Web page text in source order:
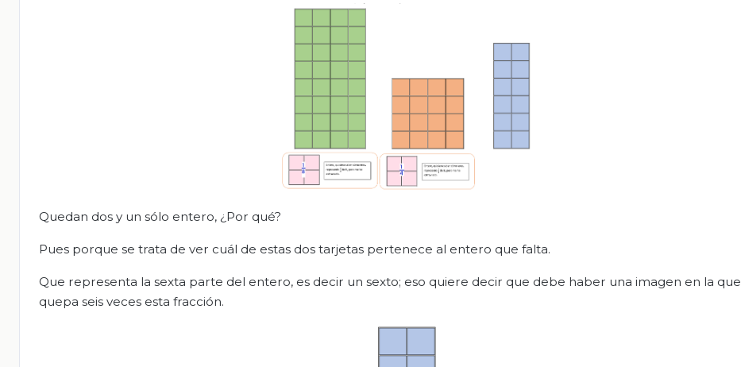
Quedan dos y un sólo entero, ¿Por qué?
Pues porque se trata de ver cuál de estas dos tarjetas pertenece al entero que falta.
Que representa la sexta parte del entero, es decir un sexto; eso quiere decir que debe haber una imagen en la que
quepa seis veces esta fracción.